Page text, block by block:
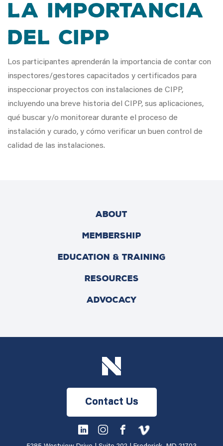
La Importancia
del CIPP
Los participantes aprenderán la importancia de contar con
inspectores/gestores capacitados y certificados para
inspeccionar proyectos con instalaciones de CIPP,
incluyendo una breve historia del CIPP, sus aplicaciones,
qué buscar y/o monitorear durante el proceso de
instalación y curado, y cómo verificar un buen control de
calidad de las instalaciones.
ABOUT
MEMBERSHIP
EDUCATION & TRAINING
RESOURCES
ADVOCACY
Contact Us